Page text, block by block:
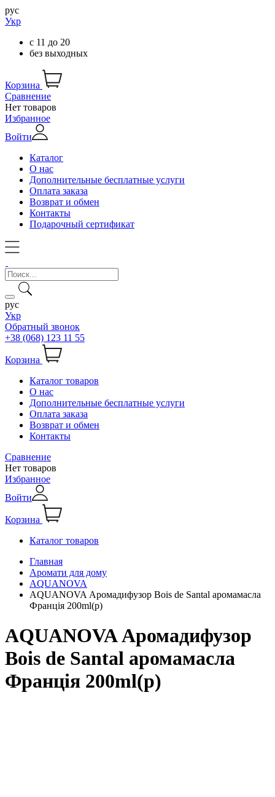
рус
Укр
с 11 до 20
без выходных
Корзина
Сравнение
Нет товаров
Избранное
Войти
Каталог
О нас
Дополнительные бесплатные услуги
Оплата заказа
Возврат и обмен
Контакты
Подарочный сертификат
рус
Укр
Обратный звонок
+38 (068) 123 11 55
Корзина
Каталог товаров
О нас
Дополнительные бесплатные услуги
Оплата заказа
Возврат и обмен
Контакты
Сравнение
Нет товаров
Избранное
Войти
Корзина
Каталог товаров
Главная
Аромати для дому
AQUANOVA
AQUANOVA Аромадифузор Bois de Santal аромамасла
Франція 200ml(р)
AQUANOVA Аромадифузор
Bois de Santal аромамасла
Франція 200ml(р)